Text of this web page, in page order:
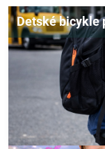
Detské bicykle